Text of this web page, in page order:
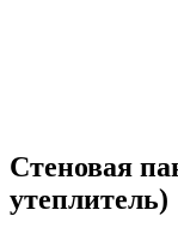
Стеновая
утеплитель)